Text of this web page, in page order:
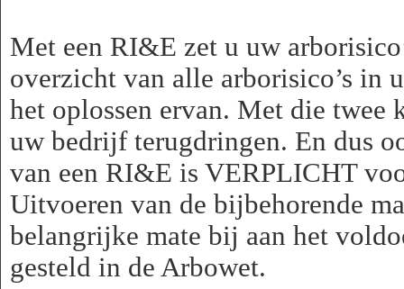
Met een RI&E zet u uw
overzicht van alle arborisico’s
het oplossen ervan. Met die twee
uw bedrijf terugdringen. En dus
van een RI&E is VERPLICHT
Uitvoeren van de bijbehorende
belangrijke mate bij aan het
gesteld in de Arbowet.